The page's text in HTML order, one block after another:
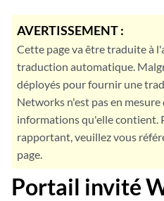
AVERTISSEMENT :
Cette page va être traduite à
traduction automatique.
déployés pour fournir une
Networks n'est pas en
informations qu'elle contient.
rapportant, veuillez vous
page.
Portail invité